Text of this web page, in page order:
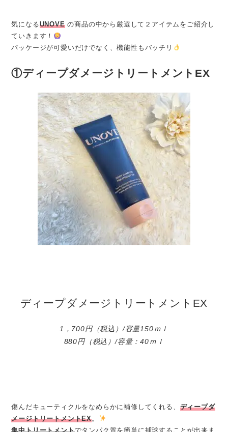
気になるUNOVEの商品の中から厳選して２アイテムをご紹介し
ていきます！
パッケージが可愛いだけでなく、機能性もバッチリ
①ディープダメージトリートメントEX
ディープダメージトリートメントEX
1，700円（税込）/容量150ｍｌ
880円（税込）/容量：40ｍｌ
傷んだキューティクルをなめらかに補修してくれる、 ディープダ
メージトリートメントEX。
集中トリートメントでタンパク質を簡単に捕球することが出来ま